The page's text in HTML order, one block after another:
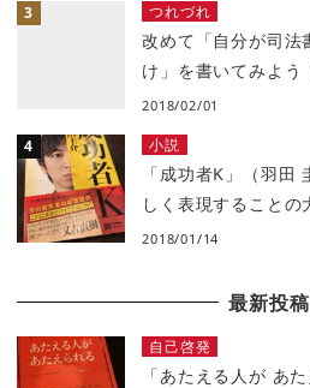
つれづれ
改めて「自分が司法
け」を書いてみよう
2018/02/01
小説
「成功者K」（羽田
しく表現することの
2018/01/14
最新投稿
自己啓発
「あたえる人が あ